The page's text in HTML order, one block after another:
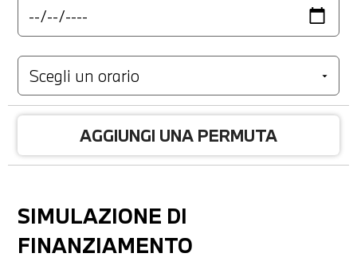
AGGIUNGI UNA PERMUTA
SIMULAZIONE DI
FINANZIAMENTO